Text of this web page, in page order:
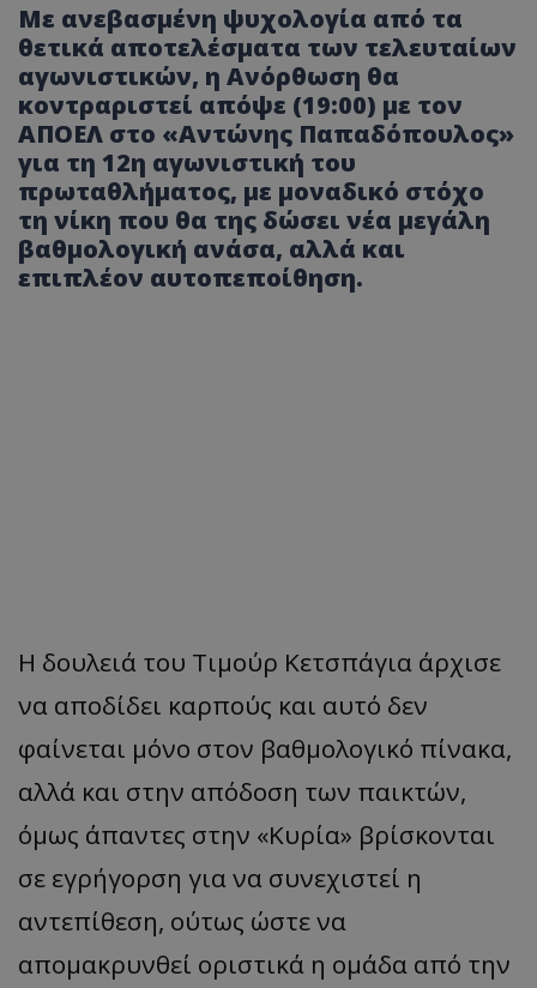
Με ανεβασμένη ψυχολογία από τα
θετικά αποτελέσματα των τελευταίων
αγωνιστικών, η Ανόρθωση θα
κοντραριστεί απόψε (19:00) με τον
ΑΠΟΕΛ στο «Αντώνης Παπαδόπουλος»
για τη 12η αγωνιστική του
πρωταθλήματος, με μοναδικό στόχο
τη νίκη που θα της δώσει νέα μεγάλη
βαθμολογική ανάσα, αλλά και
επιπλέον αυτοπεποίθηση.
Η δουλειά του Τιμούρ Κετσπάγια άρχισε
να αποδίδει καρπούς και αυτό δεν
φαίνεται μόνο στον βαθμολογικό πίνακα,
αλλά και στην απόδοση των παικτών,
όμως άπαντες στην «Κυρία» βρίσκονται
σε εγρήγορση για να συνεχιστεί η
αντεπίθεση, ούτως ώστε να
απομακρυνθεί οριστικά η ομάδα από την